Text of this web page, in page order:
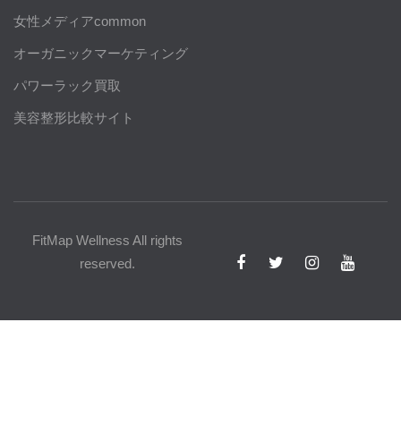
女性メディアcommon
オーガニックマーケティング
パワーラック買取
美容整形比較サイト
FitMap Wellness All rights
reserved.